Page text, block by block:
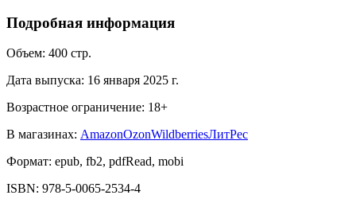
Подробная информация
Объем: 400 стр.
Дата выпуска: 16 января 2025 г.
Возрастное ограничение: 18+
В магазинах: AmazonOzonWildberriesЛитРес
Формат: epub, fb2, pdfRead, mobi
ISBN: 978-5-0065-2534-4